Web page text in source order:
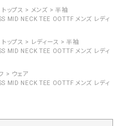
トップス メンズ
半袖
MID NECK TEE OOTTF メンズ レディ
トップス レディース
半袖
MID NECK TEE OOTTF メンズ レディ
ウェア
MID NECK TEE OOTTF メンズ レディ